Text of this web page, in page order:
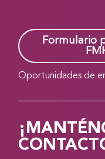
Formulario
Oportunidades de